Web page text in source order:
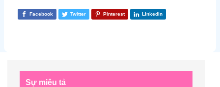
Facebook Twitter Pinterest Linkedin
Sự miêu tả